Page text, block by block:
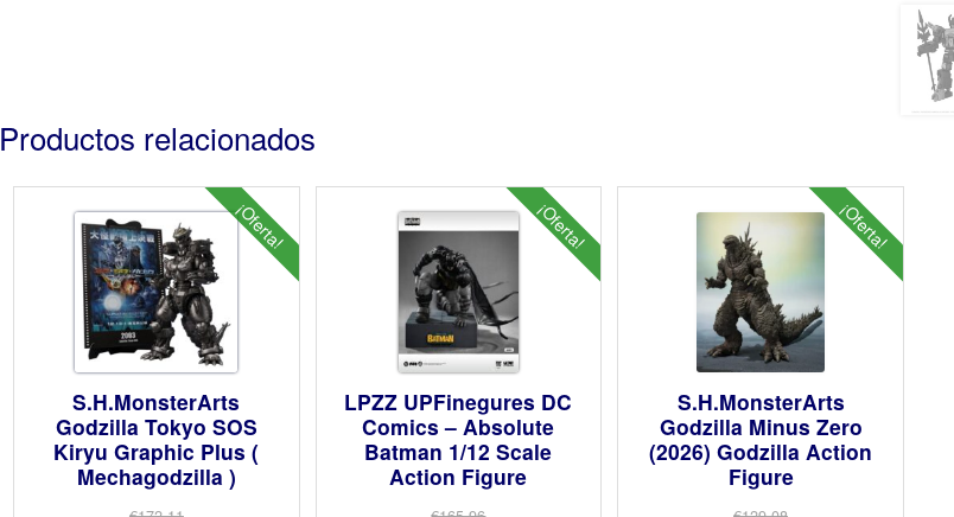
Productos relacionados
¡Oferta!
S.H.MonsterArts
Godzilla Tokyo SOS
Kiryu Graphic Plus (
Mechagodzilla )
¡Oferta!
LPZZ UPFinegures DC
Comics – Absolute
Batman 1/12 Scale
Action Figure
¡Oferta!
S.H.MonsterArts
Godzilla Minus Zero
(2026) Godzilla Action
Figure